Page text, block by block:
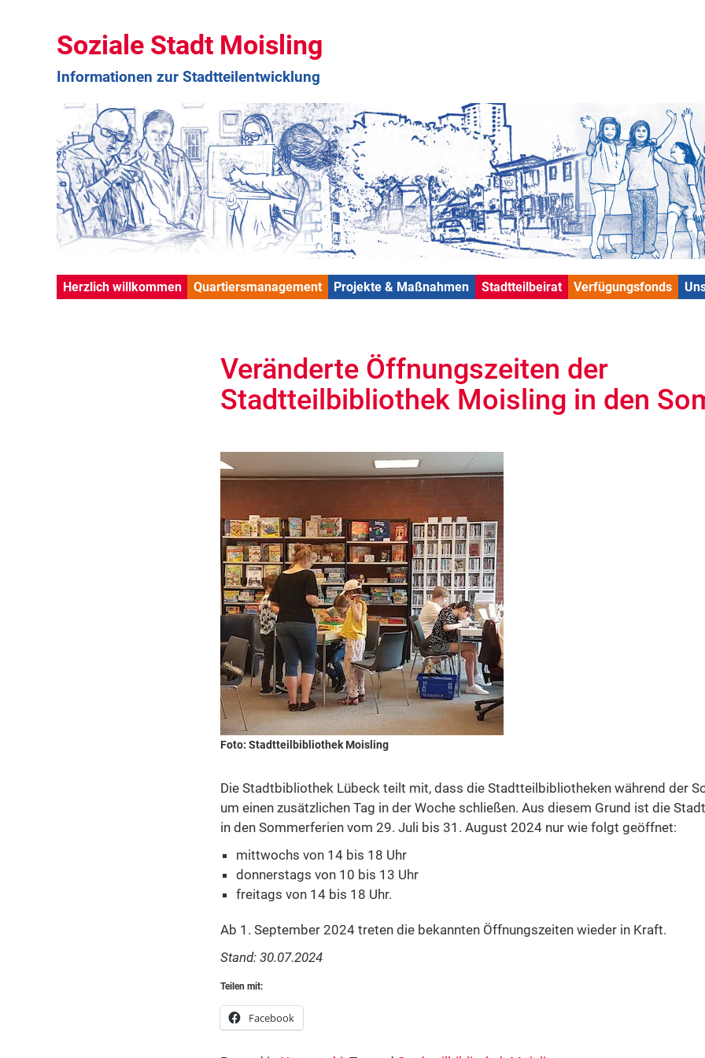
Soziale Stadt Moisling
Informationen zur Stadtteilentwicklung
Herzlich willkommen Quartiersmanagement Projekte & Maßnahmen Stadtteilbeirat Verfügungsfonds
Veränderte Öffnungszeiten der
Stadtteilbibliothek Moisling in den
Foto: Stadtteilbibliothek Moisling
Die Stadtbibliothek Lübeck teilt mit, dass die Stadtteilbibliotheken während der
um einen zusätzlichen Tag in der Woche schließen. Aus diesem Grund ist die
in den Sommerferien vom 29. Juli bis 31. August 2024 nur wie folgt geöffnet:
mittwochs von 14 bis 18 Uhr
donnerstags von 10 bis 13 Uhr
freitags von 14 bis 18 Uhr.
Ab 1. September 2024 treten die bekannten Öffnungszeiten wieder in Kraft.
Stand: 30.07.2024
Teilen mit:
Facebook